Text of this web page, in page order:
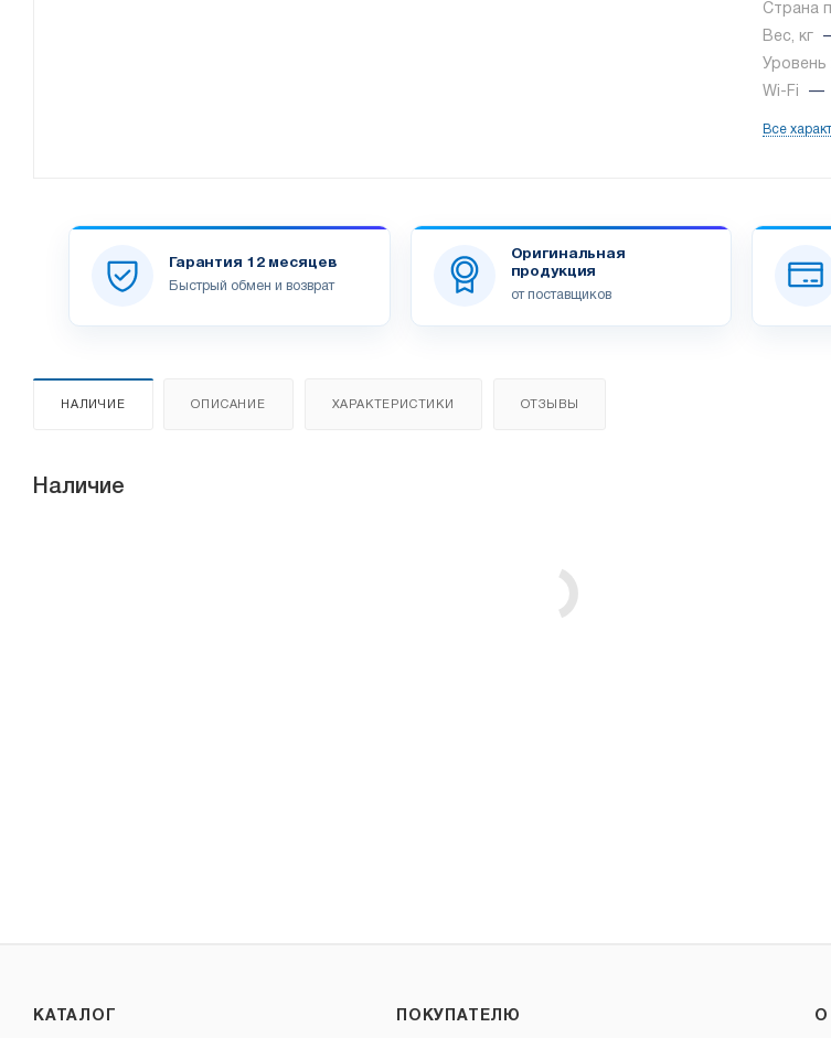
Страна
Вес, кг
Wi-Fi
—
Все
Гарантия 12 месяцев
Быстрый обмен и возврат
Оригинальная
продукция
от поставщиков
НАЛИЧИЕ ОПИСАНИЕ ХАРАКТЕРИСТИКИ ОТЗЫВЫ
Наличие
КАТАЛОГ ПОКУПАТЕЛЮ О